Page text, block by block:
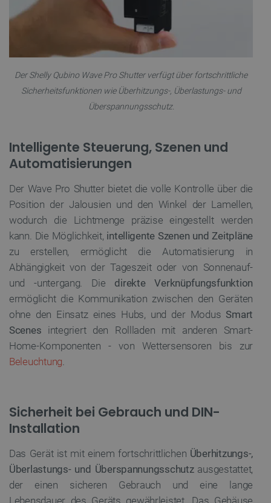
Der Shelly Qubino Wave Pro Shutter verfügt über fortschrittliche
Sicherheitsfunktionen wie Überhitzungs-, Überlastungs- und
Überspannungsschutz.
Intelligente Steuerung, Szenen und
Automatisierungen
Der Wave Pro Shutter bietet die volle Kontrolle über die
Position der Jalousien und den Winkel der Lamellen,
wodurch die Lichtmenge präzise eingestellt werden
kann. Die Möglichkeit, intelligente Szenen und Zeitpläne
zu erstellen, ermöglicht die Automatisierung in
Abhängigkeit von der Tageszeit oder von Sonnenauf-
und -untergang. Die direkte Verknüpfungsfunktion
ermöglicht die Kommunikation zwischen den Geräten
ohne den Einsatz eines Hubs, und der Modus Smart
Scenes integriert den Rollladen mit anderen Smart-
Home-Komponenten - von Wettersensoren bis zur
Beleuchtung
Sicherheit bei Gebrauch und DIN-
Installation
Das Gerät ist mit einem fortschrittlichen Überhitzungs-,
Überlastungs- und Überspannungsschutzausgestattet,
der einen sicheren Gebrauch und eine lange
Lebensdauer des Geräts gewährleistet. Das Gehäuse
Unbedingt erforderlich
Funktionalität
Unbedingt erforderliche Cookies ermöglichen
Benutzeranmeldung und die Kontoverwaltung. Ohne
die unbedingt erforderlichen Cookies kann die
Website nicht ordnungsgemäß verwendet werden.
VISITOR_PRIVACY_METADATA
YouTube
.youtube.com
critAccountId botland.de
LaVisitorId_Ym90bGFuZC5sYWRlc2suY29tLw
critData botland.de
Datenschutzerklärung von Google